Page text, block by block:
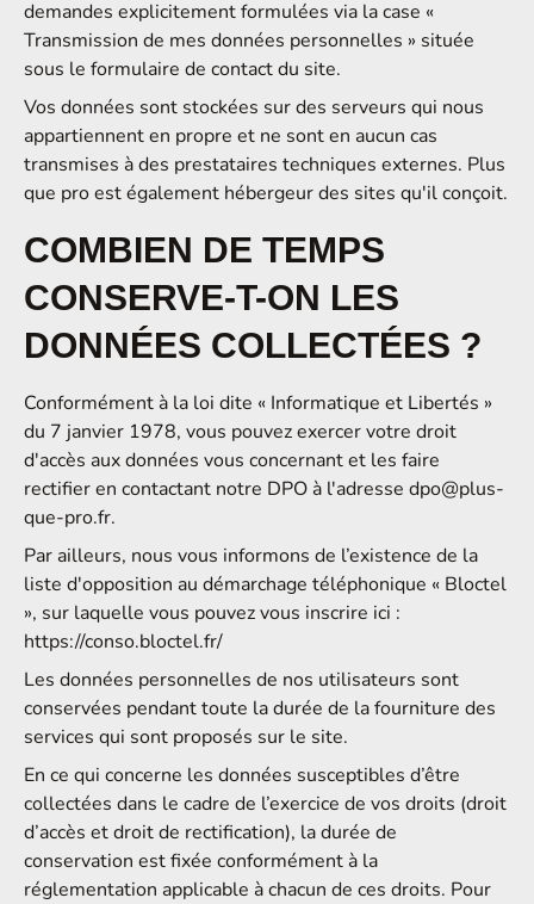
demandes explicitement formulées via la case «
Transmission de mes données personnelles » située
sous le formulaire de contact du site.
Vos données sont stockées sur des serveurs qui nous
appartiennent en propre et ne sont en aucun cas
transmises à des prestataires techniques externes. Plus
que pro est également hébergeur des sites qu'il conçoit.
COMBIEN DE TEMPS
CONSERVE-T-ON LES
DONNÉES COLLECTÉES ?
Conformément à la loi dite « Informatique et Libertés »
du 7 janvier 1978, vous pouvez exercer votre droit
d'accès aux données vous concernant et les faire
rectifier en contactant notre DPO à l'adresse dpo@plus-
que-pro.fr.
Par ailleurs, nous vous informons de l’existence de la
liste d'opposition au démarchage téléphonique « Bloctel
», sur laquelle vous pouvez vous inscrire ici :
https://conso.bloctel.fr/
Les données personnelles de nos utilisateurs sont
conservées pendant toute la durée de la fourniture des
services qui sont proposés sur le site.
En ce qui concerne les données susceptibles d’être
collectées dans le cadre de l’exercice de vos droits (droit
d’accès et droit de rectification), la durée de
conservation est fixée conformément à la
réglementation applicable à chacun de ces droits. Pour